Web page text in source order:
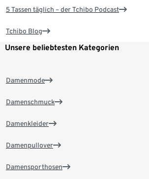
5 Tassen täglich – der Tchibo Podcast
Tchibo Blog
Unsere beliebtesten Kategorien
Damenmode
Damenschmuck
Damenkleider
Damenpullover
Damensporthosen